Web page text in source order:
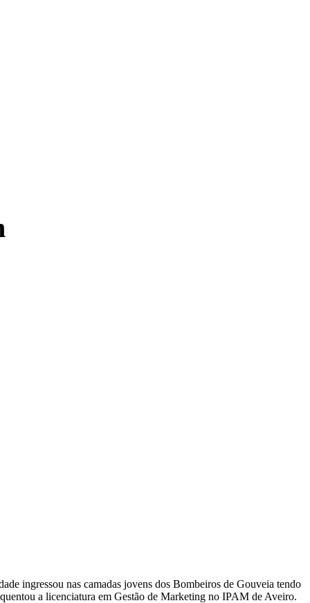
ingressou nas camadas jovens dos Bombeiros de Gouveia tendo
a licenciatura em Gestão de Marketing no IPAM de Aveiro.